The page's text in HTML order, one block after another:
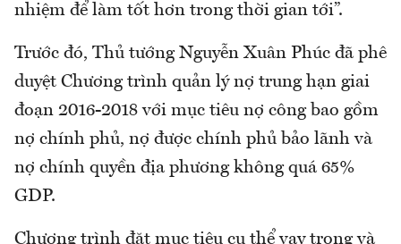
nhiệm để làm tốt hơn trong thời gian tới”.
Trước đó, Thủ tướng Nguyễn Xuân Phúc đã phê
duyệt Chương trình quản lý nợ trung hạn giai
đoạn 2016-2018 với mục tiêu nợ công bao gồm
nợ chính phủ, nợ được chính phủ bảo lãnh và
nợ chính quyền địa phương không quá 65%
GDP.
Chương trình đặt mục tiêu cụ thể vay trong và